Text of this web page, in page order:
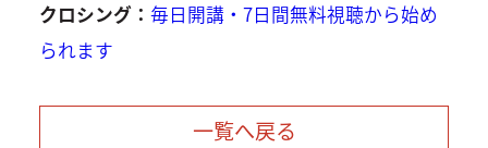
クロシング： 毎日開講・7日間無料視聴から始め
られます
一覧へ戻る